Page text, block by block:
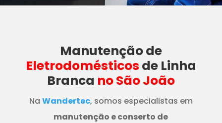
Manutençãode
Eletrodomésticos de Linha
Branca no São João
Na Wandertec, somos especialistas em
manutenção e conserto de